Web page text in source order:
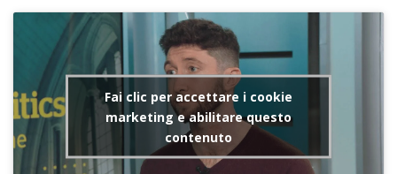
Fai clic per accettare i cookie
marketing e abilitare questo
contenuto